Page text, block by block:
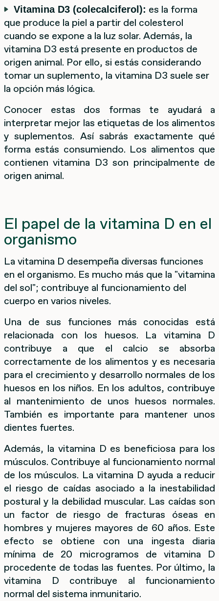
Vitamina D3 (colecalciferol): es la forma
que produce la piel a partir del colesterol
cuando se expone a la luz solar. Además, la
vitamina D3 está presente en productos de
origen animal. Por ello, si estás considerando
tomar un suplemento, la vitamina D3 suele ser
la opción más lógica.
Conocer estas dos formas te ayudará a
interpretar mejor las etiquetas de los alimentos
y suplementos. Así sabrás exactamente qué
forma estás consumiendo. Los alimentos que
contienen vitamina D3 son principalmente de
origen animal.
El papel de la vitamina D en el
organismo
La vitamina D desempeña diversas funciones
en el organismo. Es mucho más que la "vitamina
del sol"; contribuye al funcionamiento del
cuerpo en varios niveles.
Una de sus funciones más conocidas está
relacionada con los huesos. La vitamina D
contribuye a que el calcio se absorba
correctamente de los alimentos y es necesaria
para el crecimiento y desarrollo normales de los
huesos en los niños. En los adultos, contribuye
al mantenimiento de unos huesos normales.
También es importante para mantener unos
dientes fuertes.
Además, la vitamina D es beneficiosa para los
músculos. Contribuye al funcionamiento normal
de los músculos. La vitamina D ayuda a reducir
el riesgo de caídas asociado a la inestabilidad
postural y la debilidad muscular. Las caídas son
un factor de riesgo de fracturas óseas en
hombres y mujeres mayores de 60 años. Este
efecto se obtiene con una ingesta diaria
mínima de 20 microgramos de vitamina D
procedente de todas las fuentes. Por último, la
vitamina D contribuye al funcionamiento
normal del sistema inmunitario.